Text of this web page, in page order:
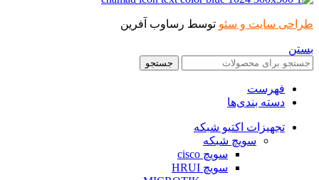
طراحی سایت و سئو توسط رساوب آفرین
بستن
جستجو
فهرست
دسته بندی‌ها
تجهیزات اکتیو شبکه
سویچ شبکه
سویچ cisco
سویچ HRUI